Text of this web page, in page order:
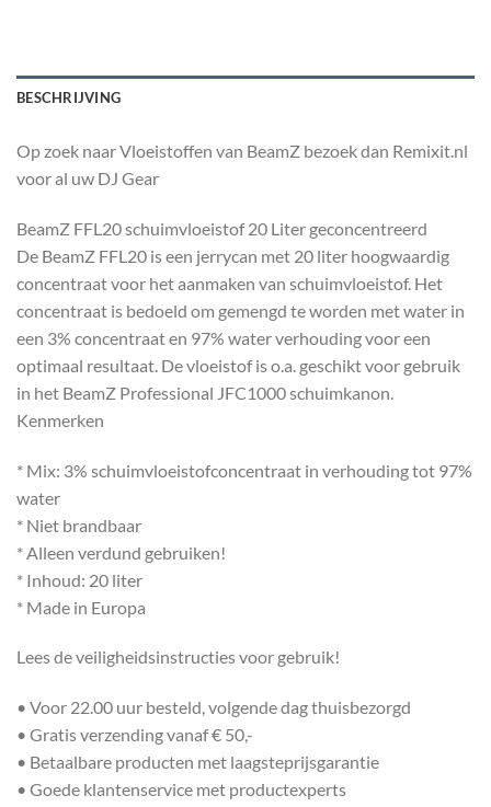
BESCHRIJVING
Op zoek naar Vloeistoffen van BeamZ bezoek dan Remixit.nl
voor al uw DJ Gear
BeamZ FFL20 schuimvloeistof 20 Liter geconcentreerd
De BeamZ FFL20 is een jerrycan met 20 liter hoogwaardig
concentraat voor het aanmaken van schuimvloeistof. Het
concentraat is bedoeld om gemengd te worden met water in
een 3% concentraat en 97% water verhouding voor een
optimaal resultaat. De vloeistof is o.a. geschikt voor gebruik
in het BeamZ Professional JFC1000 schuimkanon.
Kenmerken
* Mix: 3% schuimvloeistofconcentraat in verhouding tot 97%
water
* Niet brandbaar
* Alleen verdund gebruiken!
* Inhoud: 20 liter
* Made in Europa
Lees de veiligheidsinstructies voor gebruik!
• Voor 22.00 uur besteld, volgende dag thuisbezorgd
• Gratis verzending vanaf € 50,-
• Betaalbare producten met laagsteprijsgarantie
• Goede klantenservice met productexperts